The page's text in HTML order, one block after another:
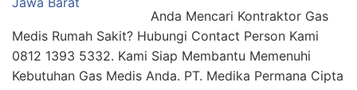
Anda Mencari Kontraktor Gas
Medis Rumah Sakit? Hubungi Contact Person Kami
0812 1393 5332. Kami Siap Membantu Memenuhi
Kebutuhan Gas Medis Anda. PT. Medika Permana Cipta